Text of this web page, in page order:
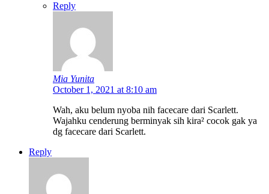
Reply
Mia Yunita
October 1, 2021 at 8:10 am
Wah, aku belum nyoba nih facecare dari Scarlett.
Wajahku cenderung berminyak sih kira² cocok gak ya
dg facecare dari Scarlett.
Reply